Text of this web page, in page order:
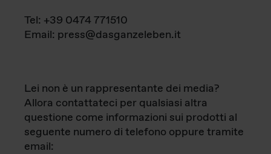
Tel: +39 0474 771510
Email: press@dasganzeleben.it
Lei non è un rappresentante dei media?
Allora contattateci per qualsiasi altra
questione come informazioni sui prodotti al
seguente numero di telefono oppure tramite
email: